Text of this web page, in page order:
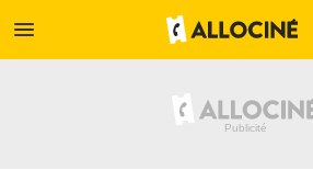
menu